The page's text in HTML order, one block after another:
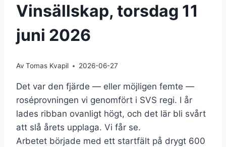
Vinsällskap, torsdag 11
juni 2026
Av Tomas Kvapil 2026-06-27
Det var den fjärde — eller möjligen femte —
roséprovningen vi genomfört i SVS regi. I år
lades ribban ovanligt högt, och det lär bli svårt
att slå årets upplaga. Vi får se.
Arbetet började med ett startfält på drygt 600